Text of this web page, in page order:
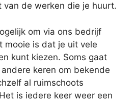
van de werken die je huurt.
om via ons bedrijf
mooie is dat je uit vele
kunt kiezen. Soms gaat
keren om bekende
al ruimschoots
is iedere keer weer een